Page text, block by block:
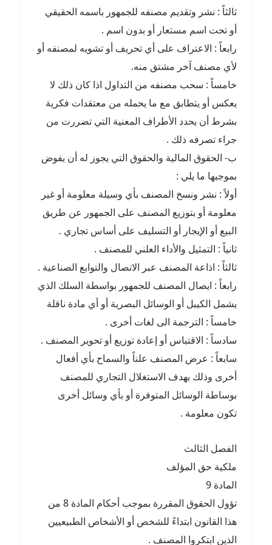
ثالثاً : نشر وتقديم مصنفه للجمهور باسمه الحقيقي
أو تحت اسم مستعار أو بدون اسم .
رابعاً : الاعتراف على أي تحريف أو تشويه لمصنفه أو
لأي مصنف آخر مشتق منه.
خامساً : سحب مصنفه من التداول اذا كان ذلك لا
يعكس أو يتطابق مع ما يحمله من معتقدات فكرية
بشرط أن يحدد الأطراف المعنية التي تضررت من
جراء تصرفه ذلك .
ب- الحقوق المالية والحقوق التي يجوز له أن يفوض
بموجبها ما يلي :
أولاً : نشر ونسخ المصنف بأي وسيلة معلومة أو غير
معلومة أو بتوزيع المصنف على الجمهور عن طريق
البيع أو الإيجار أو التسليف على أساس تجاري .
ثانياً : التمثيل والأداء العلني للمصنف .
ثالثاً : اذاعة المصنف عبر الاتصال والتوابع الصناعية .
رابعاً : ايصال المصنف للجمهور بواسطة السلك الذي
يشمل الكيبل أو الوسائل البصرية أو أي مادة ناقلة
خامساً : الترجمة الى لغات أخرى .
سادساً : الاقتباس أو إعادة توزيع أو تحوير المصنف .
سابعاً : عرض المصنف علناً والسماح بأي أفعال
أخرى وذلك بهدف الاستغلال التجاري للمصنف
بوساطة الوسائل المتوفرة أو بأي وسائل أخرى
تكون معلومة .
الفصل الثالث
ملكية حق المؤلف
المادة 9
تؤول الحقوق المقررة بموجب أحكام المادة 8 من
هذا القانون ابتداءً للشخص أو الأشخاص الطبيعيين
الذين ابتكروا المصنف .